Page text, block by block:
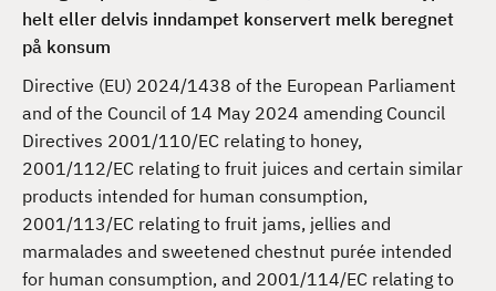
helt eller delvis inndampet konservert melk beregnet
på konsum
Directive (EU) 2024/1438 of the European Parliament
and of the Council of 14 May 2024 amending Council
Directives 2001/110/EC relating to honey,
2001/112/EC relating to fruit juices and certain similar
products intended for human consumption,
2001/113/EC relating to fruit jams, jellies and
marmalades and sweetened chestnut purée intended
for human consumption, and 2001/114/EC relating to